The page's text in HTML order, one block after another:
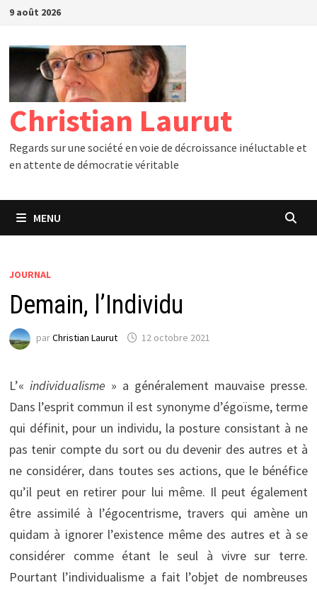
Passer
contenu
9 août 2026
Christian Laurut
Regards sur une société en voie de décroissance inéluctable et
en attente de démocratie véritable
MENU
JOURNAL
Demain, l’Individu
parChristian Laurut 12 octobre 2021
L’« individualisme » a généralement mauvaise presse.
Dans l’esprit commun il est synonyme d’égoïsme, terme
qui définit, pour un individu, la posture consistant à ne
pas tenir compte du sort ou du devenir des autres et à
ne considérer, dans toutes ses actions, que le bénéfice
qu’il peut en retirer pour lui même. Il peut également
être assimilé à l’égocentrisme, travers qui amène un
quidam à ignorer l’existence même des autres et à se
considérer comme étant le seul à vivre sur terre.
Pourtant l’individualisme a fait l’objet de nombreuses